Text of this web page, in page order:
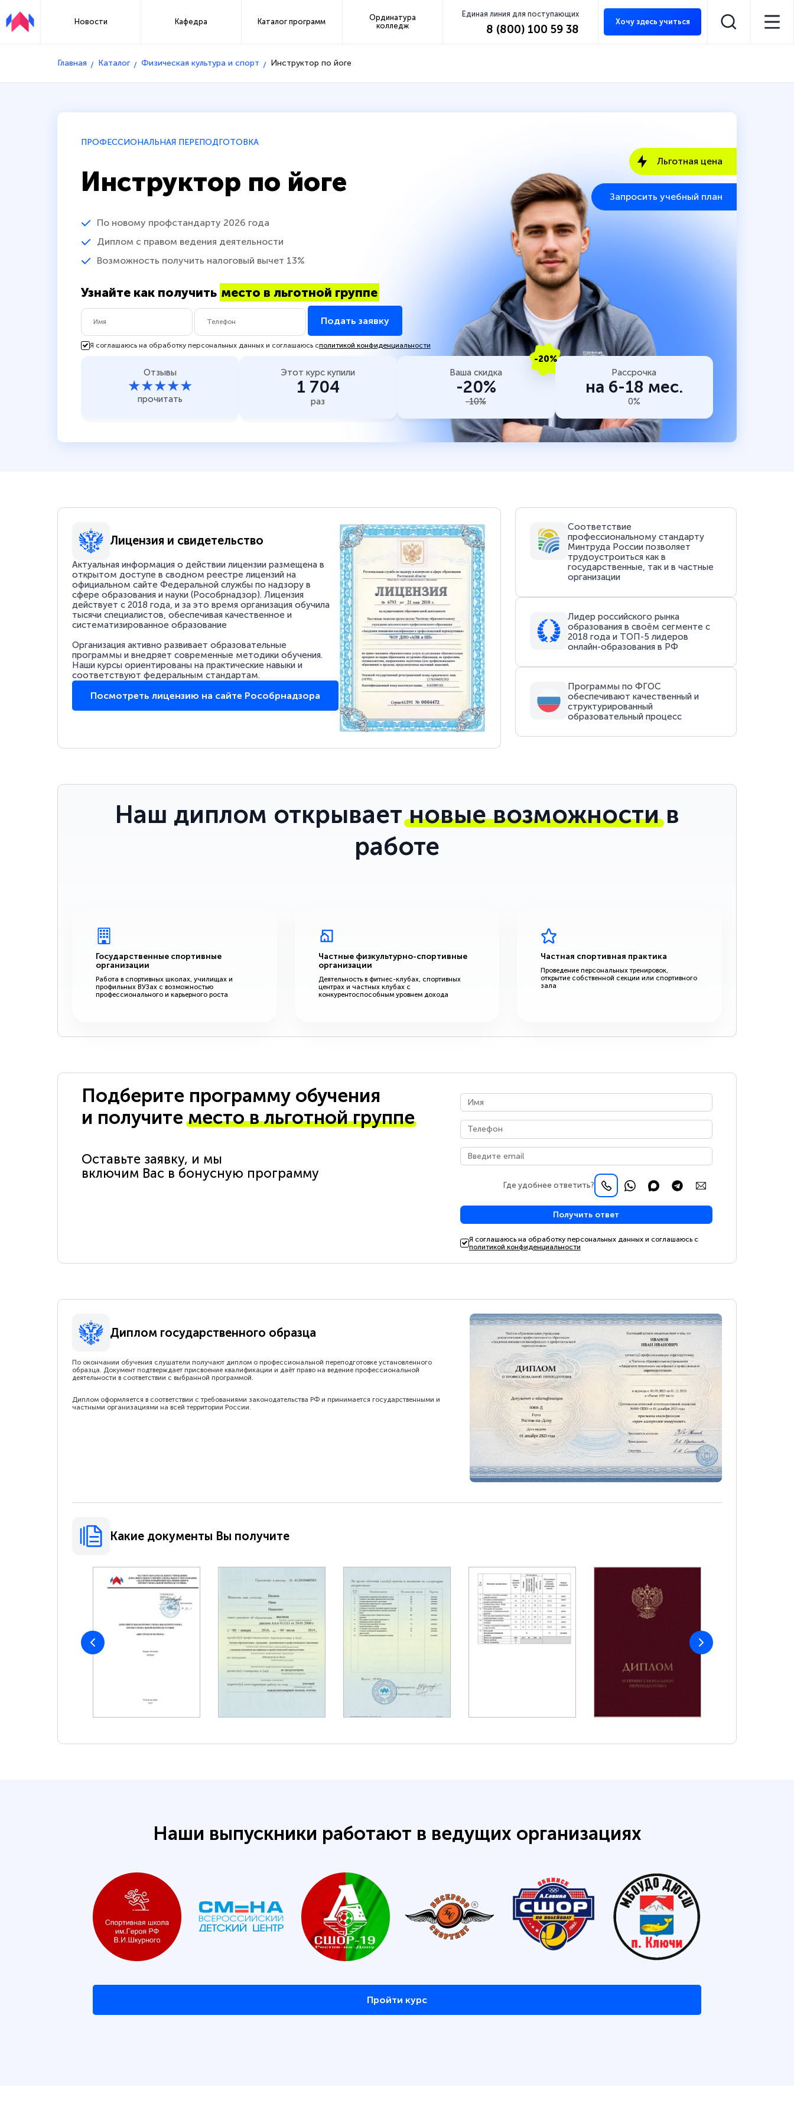
Новости Кафедра Каталог программ
Ординатура
колледж
Единая линия для поступающих
8 (800) 100 59 38
Хочу здесь учиться
Главная Каталог Физическая культура и спорт Инструктор по йоге
ПРОФЕССИОНАЛЬНАЯ ПЕРЕПОДГОТОВКА
Инструктор по йоге
По новому профстандарту 2026 года
Диплом с правом ведения деятельности
Возможность получить налоговый вычет 13%
Узнайте как получить место в льготной группе
Подать заявку
Я соглашаюсь на обработку персональных данных и соглашаюсь сполитикой конфиденциальности
Льготная цена
Запросить учебный план
Отзывы
★★★★★
прочитать
Этот курс купили
1 704
раз
-20%
Ваша скидка
-20%
-10%
Рассрочка
на 6-18 мес.
0%
Лицензия и свидетельство
Актуальная информация о действии лицензии размещена в
открытом доступе в сводном реестре лицензий на
официальном сайте Федеральной службы по надзору в
сфере образования и науки (Рособрнадзор). Лицензия
действует с 2018 года, и за это время организация обучила
тысячи специалистов, обеспечивая качественное и
систематизированное образование
Организация активно развивает образовательные
программы и внедряет современные методики обучения.
Наши курсы ориентированы на практические навыки и
соответствуют федеральным стандартам.
Посмотреть лицензию на сайте Рособрнадзора
Соответствие
профессиональному стандарту
Минтруда России позволяет
трудоустроиться как в
государственные, так и в частные
организации
Лидер российского рынка
образования в своём сегменте с
2018 года и ТОП-5 лидеров
онлайн-образования в РФ
Программы по ФГОС
обеспечивают качественный и
структурированный
образовательный процесс
Наш диплом открываетновые возможностив
работе
Государственные спортивные
организации
Работа в спортивных школах, училищах и
профильных ВУЗах с возможностью
профессионального и карьерного роста
Частные физкультурно-спортивные
организации
Деятельность в фитнес-клубах, спортивных
центрах и частных клубах с
конкурентоспособным уровнем дохода
Частная спортивная практика
Проведение персональных тренировок,
открытие собственной секции или спортивного
зала
Подберите программу обучения
и получитеместо в льготной группе
Оставьте заявку, и мы
включим Вас в бонусную программу
Где удобнее ответить?
Получить ответ
Я соглашаюсь на обработку персональных данных и соглашаюсь с
политикой конфиденциальности
Диплом государственного образца
По окончании обучения слушатели получают диплом о профессиональной переподготовке установленного
образца. Документ подтверждает присвоение квалификации и даёт право на ведение профессиональной
деятельности в соответствии с выбранной программой.
Диплом оформляется в соответствии с требованиями законодательства РФ и принимается государственными и
частными организациями на всей территории России.
Какие документы Вы получите
Наши выпускники работают в ведущих организациях
Пройти курс